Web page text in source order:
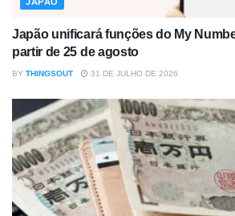
Japão unificará funções do My
partir de 25 de agosto
BY THINGSOUT 31 DE JULHO DE 2026